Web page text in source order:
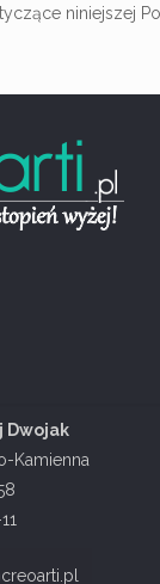
niniejszej
Dwojak
Kamienna